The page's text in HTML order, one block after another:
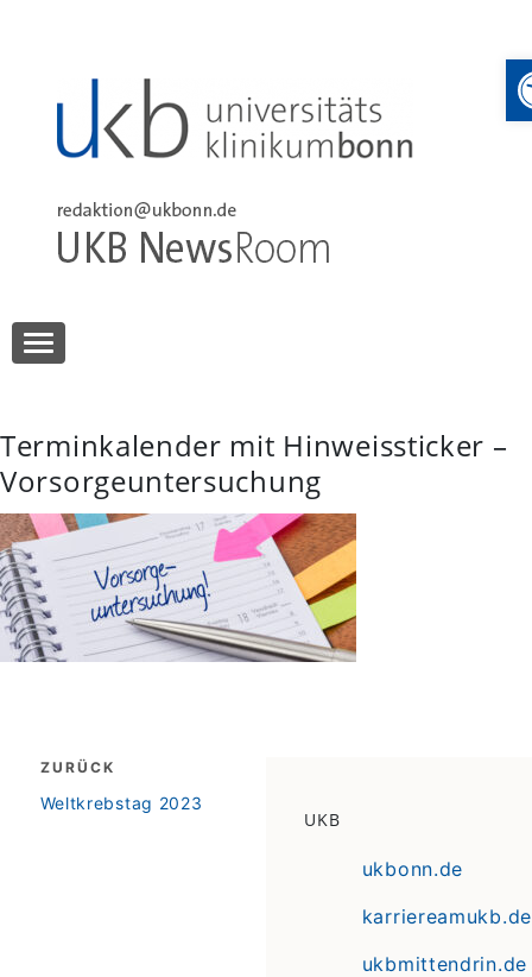
UKB NewsRoom
Terminkalender mit Hinweissticker –
Vorsorgeuntersuchung
Beitragsnavigation
ZURÜCK
zurück
Weltkrebstag 2023
UKB
ukbonn.de
karriereamukb.de
ukbmittendrin.de